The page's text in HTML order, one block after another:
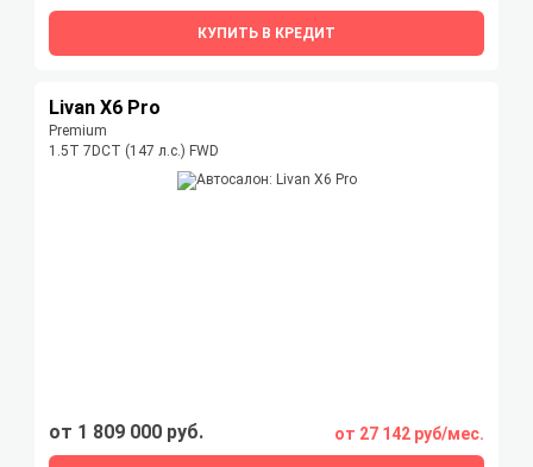
КУПИТЬ В КРЕДИТ
Livan X6 Pro
Premium
1.5T 7DCT (147 л.с.) FWD
от 1 809 000 руб. от 27 142 руб/мес.